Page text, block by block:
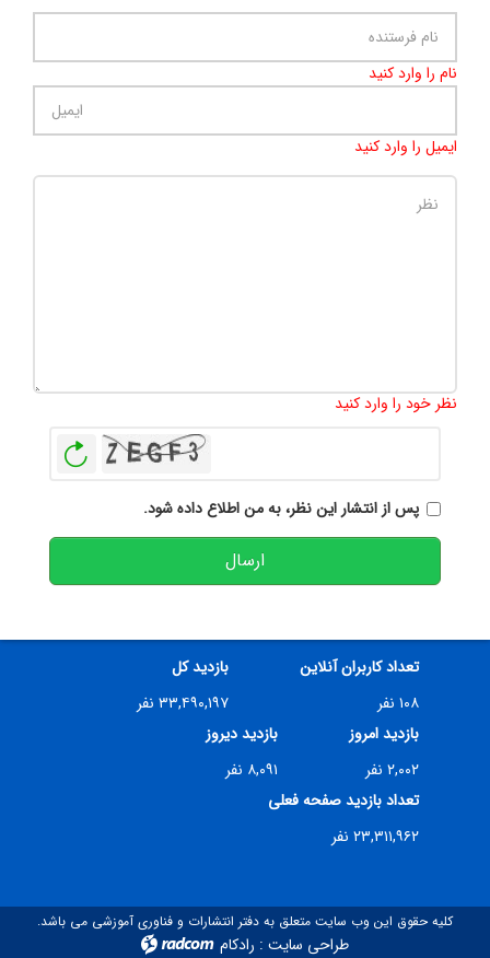
نام را وارد کنید
ایمیل را وارد کنید
نظر خود را وارد کنید
پس از انتشار این نظر، به من اطلاع داده شود.
ارسال
تعداد کاربران آنلاین
۱۰۸ نفر
بازدید کل
۳۳,۴۹۰,۱۹۷ نفر
بازدید امروز
۲,۰۰۲ نفر
بازدید دیروز
۸,۰۹۱ نفر
تعداد بازدید صفحه فعلی
۲۳,۳۱۱,۹۶۲ نفر
کلیه حقوق این وب سایت متعلق به دفتر انتشارات و فناوری آموزشی می باشد.
طراحی سایت : رادکام radcom